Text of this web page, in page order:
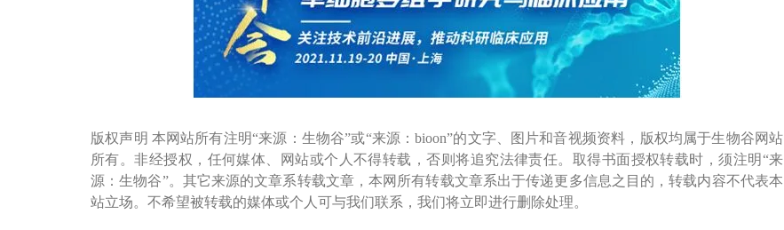
版权声明 本网站所有注明“来源：生物谷”或“来源：bioon”的文字、图片和音视频资料，版权均属于生物谷网站
所有。非经授权，任何媒体、网站或个人不得转载，否则将追究法律责任。取得书面授权转载时，须注明“来
源：生物谷”。其它来源的文章系转载文章，本网所有转载文章系出于传递更多信息之目的，转载内容不代表本
站立场。不希望被转载的媒体或个人可与我们联系，我们将立即进行删除处理。